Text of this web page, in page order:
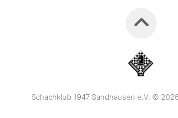
Schachklub 1947 Sandhausen e.V. ©